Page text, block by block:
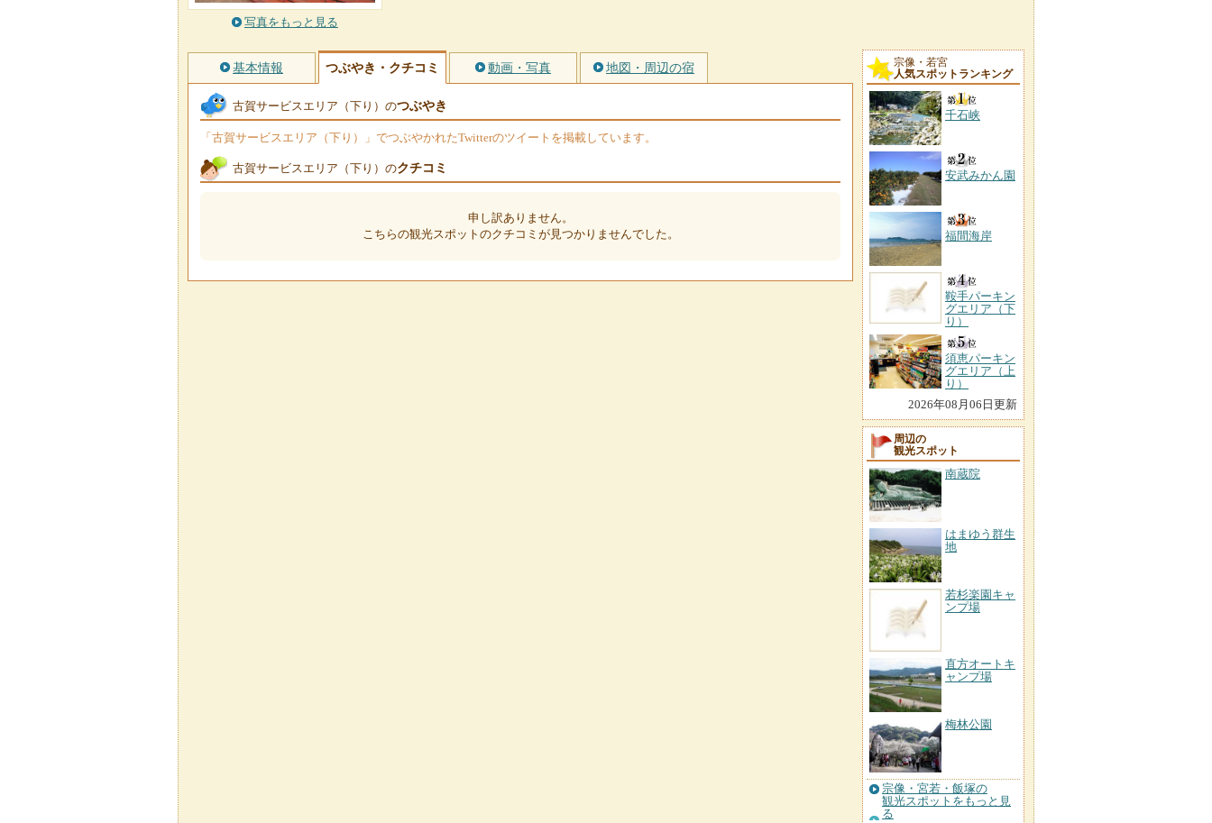
写真をもっと見る
基本情報 つぶやき・クチコミ 動画・写真 地図・周辺の宿
古賀サービスエリア（下り）のつぶやき
「古賀サービスエリア（下り）」でつぶやかれたTwitterのツイートを掲載しています。
古賀サービスエリア（下り）のクチコミ
申し訳ありません。
こちらの観光スポットのクチコミが見つかりませんでした。
宗像・若宮
人気スポットランキング
千石峡
安武みかん園
福間海岸
鞍手パーキン
グエリア（下
り）
須恵パーキン
グエリア（上
り）
2026年08月06日更新
周辺の
観光スポット
南蔵院
はまゆう群生
地
若杉楽園キャ
ンプ場
直方オートキ
ャンプ場
梅林公園
宗像・宮若・飯塚の
観光スポットをもっと見
る